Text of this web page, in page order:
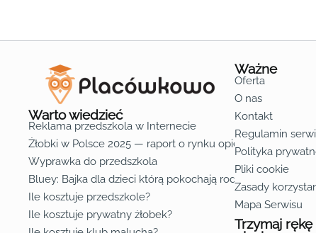
Warto wiedzieć
Reklama przedszkola w Internecie
Żłobki w Polsce 2025 — raport o rynku opieki nad dziećmi
Wyprawka do przedszkola
Bluey: Bajka dla dzieci którą pokochają rodzice
Ile kosztuje przedszkole?
Ile kosztuje prywatny żłobek?
Ważne
Oferta
O nas
Kontakt
Regulamin
Polityka
Pliki cookie
Zasady
Mapa Serwisu
Trzymaj rękę